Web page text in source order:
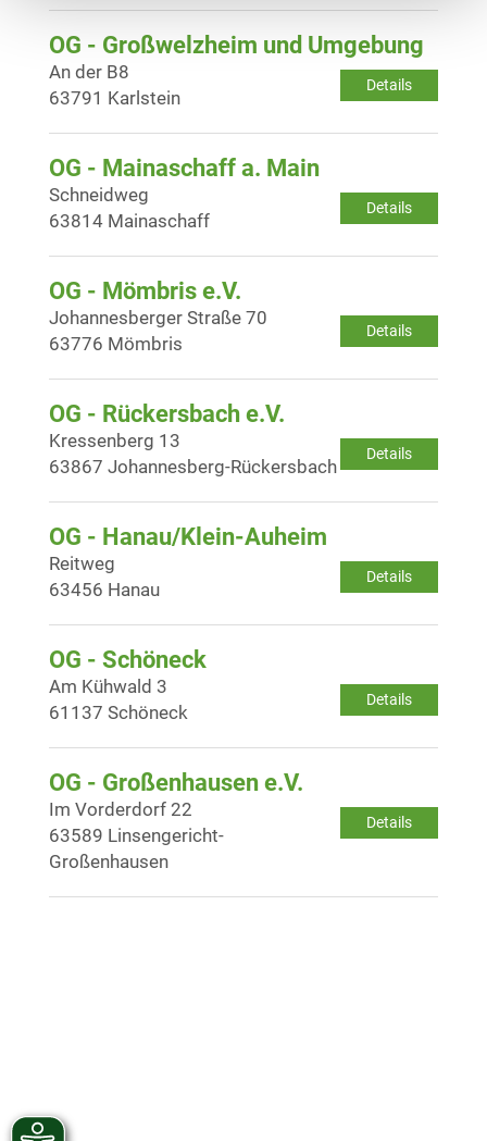
OG - Großwelzheim und Umgebung
Details
An der B8
63791 Karlstein
OG - Mainaschaff a. Main
Details
Schneidweg
63814 Mainaschaff
OG - Mömbris e.V.
Details
Johannesberger Straße 70
63776 Mömbris
OG - Rückersbach e.V.
Details
Kressenberg 13
63867 Johannesberg-Rückersbach
OG - Hanau/Klein-Auheim
Details
Reitweg
63456 Hanau
OG - Schöneck
Details
Am Kühwald 3
61137 Schöneck
OG - Großenhausen e.V.
Details
Im Vorderdorf 22
63589 Linsengericht-
Großenhausen